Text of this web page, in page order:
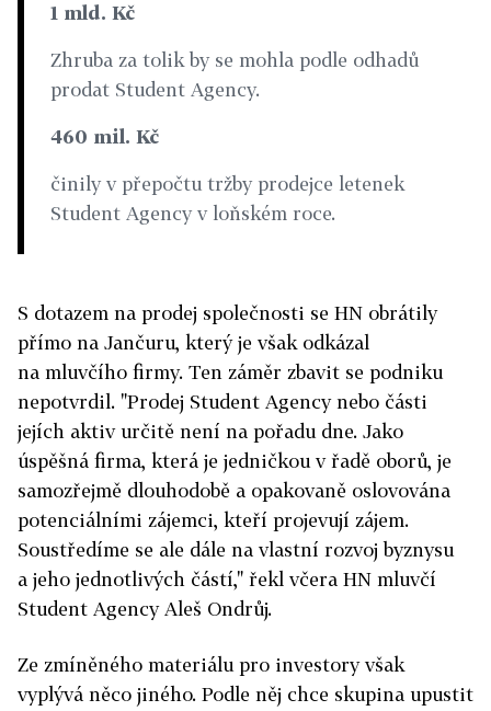
1 mld. Kč
Zhruba za tolik by se mohla podle odhadů
prodat Student Agency.
460 mil. Kč
činily v přepočtu tržby prodejce letenek
Student Agency v loňském roce.
S dotazem na prodej společnosti se HN obrátily
přímo na Jančuru, který je však odkázal
na mluvčího firmy. Ten záměr zbavit se podniku
nepotvrdil. "Prodej Student Agency nebo části
jejích aktiv určitě není na pořadu dne. Jako
úspěšná firma, která je jedničkou v řadě oborů, je
samozřejmě dlouhodobě a opakovaně oslovována
potenciálními zájemci, kteří projevují zájem.
Soustředíme se ale dále na vlastní rozvoj byznysu
a jeho jednotlivých částí," řekl včera HN mluvčí
Student Agency Aleš Ondrůj.
Ze zmíněného materiálu pro investory však
vyplývá něco jiného. Podle něj chce skupina upustit